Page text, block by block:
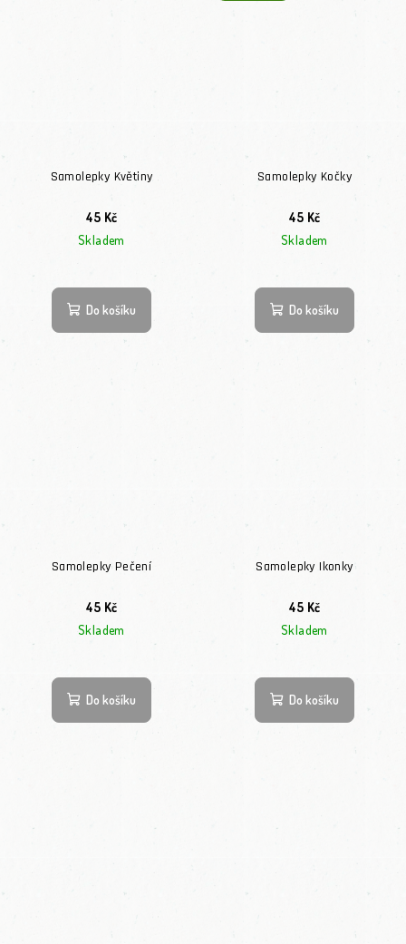
Samolepky Květiny
45 Kč
Skladem
Do košíku
Samolepky Kočky
45 Kč
Skladem
Do košíku
Samolepky Pečení
45 Kč
Skladem
Do košíku
Samolepky Ikonky
45 Kč
Skladem
Do košíku